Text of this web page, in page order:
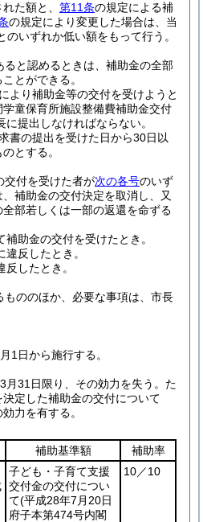
た額と、 第11条の規定による補
の規定により変更した場合は、当
のいずれか低い額をもって行う。
ると認めるときは、補助金の全部
とができる。
より補助金等の交付を受けようと
童保育所施設整備費補助金交付
に提出しなければならない。
書の提出を受けた日から30日以
とする。
交付を受けた者が次の各号のいず
補助金の交付決定を取消し、又
部若しくは一部の返還を命ずる
助金の交付を受けたとき。
反したとき。
したとき。
もののほか、必要な事項は、市長
1日から施行する。
31日限り、その効力を失う。 た
定した補助金の交付について
力を有する。
補助基準額
補助率
子ども・子育て支援
交付金の交付につい
て(平成28年7月20日
府子本第474号内閣
10／10